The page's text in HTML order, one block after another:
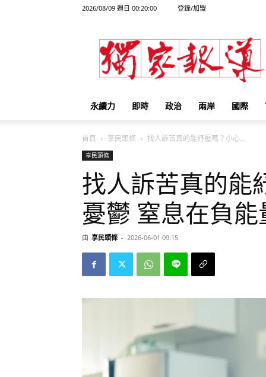
2026/08/09 週日 00:20:00 登錄/加盟
獨
家
報
永續力 即時 政治 兩岸 國際
首頁 享民頭條 找人訴苦真的能紓壓嗎？小心...
享民頭條
找人訴苦真的能
憂鬱 窒息在負能
由 享民頭條 - 2026-06-01 09:15